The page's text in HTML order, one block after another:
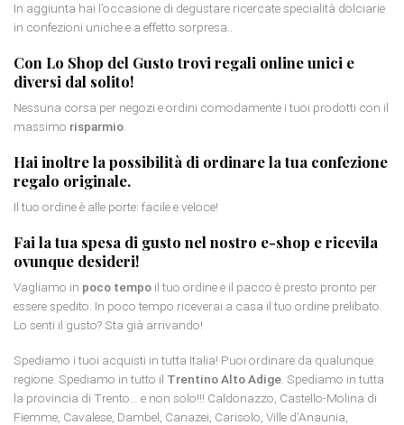
In aggiunta hai l’occasione di degustare ricercate specialità dolciarie
in confezioni uniche e a effetto sorpresa..
Con Lo Shop del Gusto trovi regali onlineunici e
diversi dal solito!
Nessuna corsa per negozi e ordini comodamente i tuoi prodotti con il
massimo risparmio.
Hai inoltre la possibilità di ordinare la tua confezione
regalo originale.
Il tuo ordine è alle porte: facile e veloce!
Fai la tua spesa di gusto nel nostro e-shop e ricevila
ovunque desideri!
Vagliamo in poco tempo il tuo ordine e il pacco è presto pronto per
essere spedito. In poco tempo riceverai a casa il tuo ordine prelibato.
Lo senti il gusto? Sta già arrivando!
Spediamo i tuoi acquisti in tutta Italia! Puoi ordinare da qualunque
regione. Spediamo in tutto il Trentino Alto Adige . Spediamo in tutta
la provincia di Trento… e non solo!!! Caldonazzo, Castello-Molina di
Fiemme, Cavalese, Dambel, Canazei, Carisolo, Ville d’Anaunia,